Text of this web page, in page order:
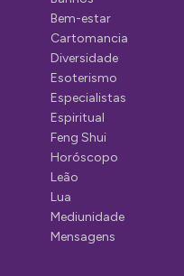
Bem-estar
Cartomancia
Diversidade
Esoterismo
Especialistas
Espiritual
Feng Shui
Horóscopo
Leão
Lua
Mediunidade
Mensagens